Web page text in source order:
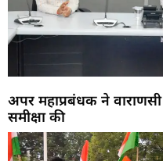
अपर महाप्रबंधक ने
समीक्षा की